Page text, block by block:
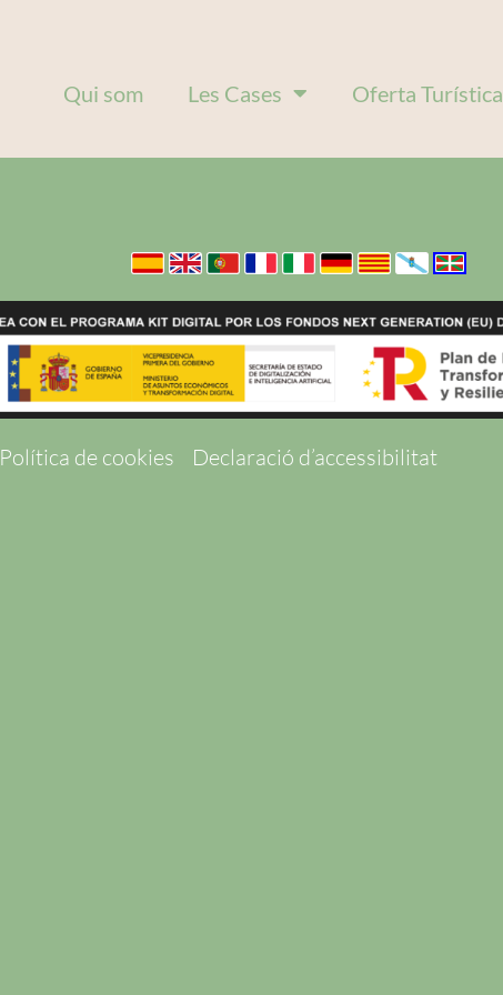
Qui som Les Cases Oferta Turística
Política de cookies Declaració d’accessibilitat